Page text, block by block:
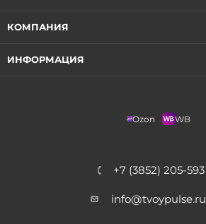
КОМПАНИЯ
ИНФОРМАЦИЯ
Ozon WB
+7 (3852) 205-593
info@tvoypulse.ru